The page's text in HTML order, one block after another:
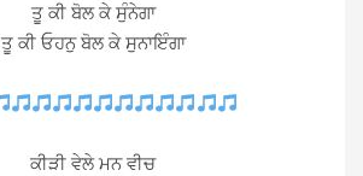
ਤੂ ਕੀ ਬੋਲ ਕੇ ਸੁੰਨੇਗਾ
ਤੂ ਕੀ ਓਹਨੁ ਬੋਲ ਕੇ ਸੁਨਾਇੰਗਾ
ਕੀੜੀ ਵੇਲੇ ਮਨ ਵੀਚ